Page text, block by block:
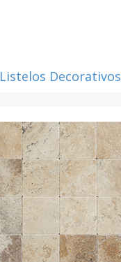
Listelos Decorativos